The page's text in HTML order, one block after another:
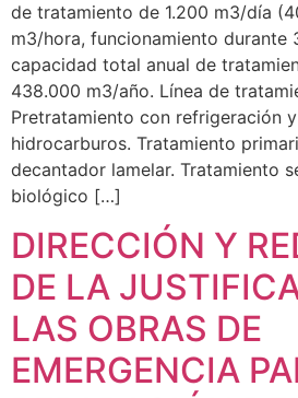
de tratamiento de 1.200 m3/día
m3/hora, funcionamiento durante
capacidad total anual de
438.000 m3/año. Línea de
Pretratamiento con refrigeración
hidrocarburos. Tratamiento
decantador lamelar. Tratamiento
biológico […]
DIRECCIÓN Y
DE LA
LAS OBRAS DE
EMERGENCIA